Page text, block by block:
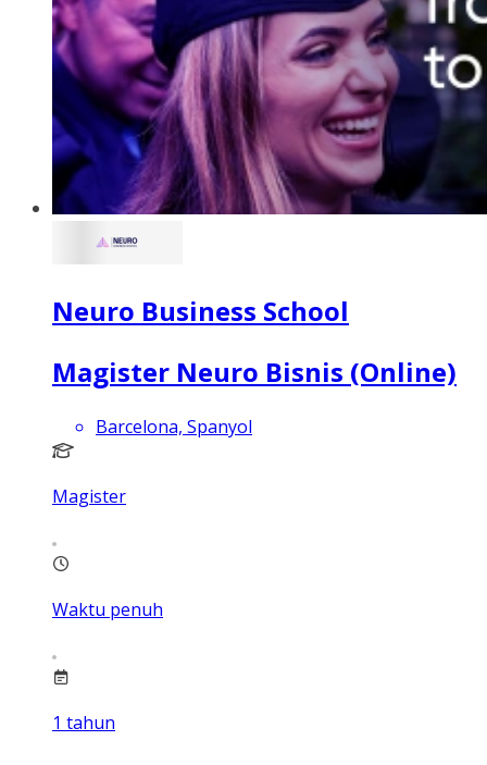
Neuro Business School
Magister Neuro Bisnis (Online)
Barcelona, Spanyol
Magister
Waktu penuh
1 tahun